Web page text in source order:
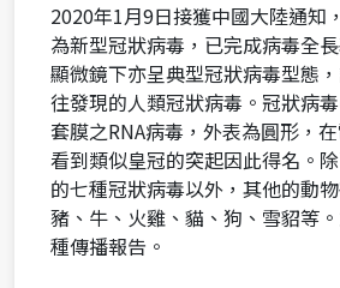
2020年1月9日接獲中國大陸通知
為新型冠狀病毒，已完成病毒全
顯微鏡下亦呈典型冠狀病毒型態
往發現的人類冠狀病毒。冠狀病
套膜之RNA病毒，外表為圓形，
看到類似皇冠的突起因此得名。
的七種冠狀病毒以外，其他的動
豬、牛、火雞、貓、狗、雪貂等
種傳播報告。